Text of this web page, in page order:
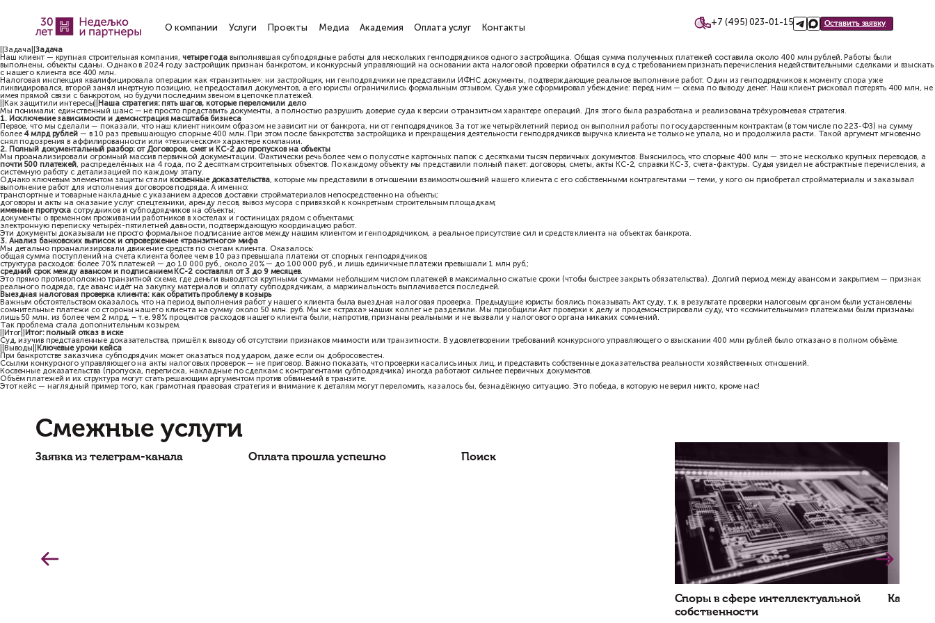
О компании Услуги Проекты Медиа Академия Оплата услуг +7
||Задача|| Задача
Наш клиент — крупная строительная компания,четыре годавыполнявшая субподрядные работы для нескольких генподрядчиков одного застройщика. Общая сумма полученных платежей
выполнены, объекты сданы. Однако в 2024 году застройщик признан банкротом, и конкурсный управляющий на основании акта налоговой проверки обратился в суд с требованием признать
с нашего клиента все 400 млн.
Налоговая инспекция квалифицировала операции как «транзитные»: ни застройщик, ни генподрядчики не представили ИФНС документы, подтверждающие реальное выполнение работ. Один из
ликвидировался, второй занял инертную позицию, не предоставил документов, а его юристы ограничились формальным отзывом. Судья уже сформировал убеждение: перед ним — схема по выводу
имея прямой связи с банкротом, но будучи последним звеном в цепочке платежей.
||Как защитили интересы||Наша стратегия: пять шагов, которые переломили дело
Мы понимали: единственный шанс — не просто представить документы, а полностью разрушить доверие суда к версии о транзитном характере операций. Для этого была разработана и реализована
1. Исключение зависимости и демонстрация масштаба бизнеса
Первое, что мы сделали — показали, что наш клиент никоим образом не зависит ни от банкрота, ни от генподрядчиков. За тот же четырёхлетний период он выполнил работы по государственным
более4 млрд рублей— в 10 раз превышающую спорные 400 млн. При этом после банкротства застройщика и прекращения деятельности генподрядчиков выручка клиента не только не упала, но и
снял подозрения в аффилированности или «техническом» характере компании.
2. Полный документальный разбор: от Договоров, смет и КС-2 до пропусков на объекты
Мы проанализировали огромный массив первичной документации. Фактически речь более чем о полусотне картонных папок с десятками тысяч первичных документов. Выяснилось, что спорные
почти 500 платежей, распределённых на 4 года, по 2 десяткам строительных объектов. По каждому объекту мы представили полный пакет: договоры, сметы, акты КС-2, справки КС-3, счета-
системную работу с детализацией по каждому этапу.
Однако ключевым элементом защиты сталикосвенные доказательства, которые мы представили в отношении взаимоотношений нашего клиента с его собственными контрагентами — теми, у кого
выполнение работ для исполнения договоров подряда. А именно:
транспортные и товарные накладные с указанием адресов доставки стройматериалов непосредственно на объекты;
договоры и акты на оказание услуг спецтехники, аренду лесов, вывоз мусора с привязкой к конкретным строительным площадкам;
именные пропускасотрудников и субподрядчиков на объекты;
документы о временном проживании работников в хостелах и гостиницах рядом с объектами;
электронную переписку четырёх-пятилетней давности, подтверждающую координацию работ.
Эти документы доказывали не просто формальное подписание актов между нашим клиентом и генподрядчиком, а реальное присутствие сил и средств клиента на объектах банкрота.
3. Анализ банковских выписок и опровержение «транзитного» мифа
Мы детально проанализировали движение средств по счетам клиента. Оказалось:
общая сумма поступлений на счета клиента более чем в 10 раз превышала платежи от спорных генподрядчиков;
структура расходов: более 70% платежей — до 10 000 руб., около 20% — до 100 000 руб., и лишь единичные платежи превышали 1 млн руб.;
средний срок между авансом и подписанием КС-2 составлял от 3 до 9 месяцев.
Это прямо противоположно транзитной схеме, где деньги выводятся крупными суммами небольшим числом платежей в максимально сжатые сроки (чтобы быстрее закрыть обязательства).
реального подряда, где аванс идёт на закупку материалов и оплату субподрядчикам, а маржинальность выплачивается последней.
Выездная налоговая проверка клиента: как обратить проблему в козырь
Важным обстоятельством оказалось, что на период выполнения работ у нашего клиента была выездная налоговая проверка. Предыдущие юристы боялись показывать Акт суду, т.к. в результате
сомнительные платежи со стороны нашего клиента на сумму около 50 млн. руб. Мы же «страха» наших коллег не разделили. Мы приобщили Акт проверки к делу и продемонстрировали суду,
Итог: полный отказ в иске
Суд, изучив представленные доказательства, пришёл к выводу об отсутствии признаков мнимости или транзитности. В удовлетворении требований конкурсного управляющего о взыскании 400
||Выводы||Ключевые уроки кейса
При банкротстве заказчика субподрядчик может оказаться под ударом, даже если он добросовестен.
Ссылки конкурсного управляющего на акты налоговых проверок — не приговор. Важно показать, что проверки касались иных лиц, и представить собственные доказательства реальности
Косвенные доказательства (пропуска, переписка, накладные по сделкам с контрагентами субподрядчика) иногда работают сильнее первичных документов.
Этот кейс — наглядный пример того, как грамотная правовая стратегия и внимание к деталям могут переломить, казалось бы, безнадёжную ситуацию. Это победа, в которую не верил никто, кроме